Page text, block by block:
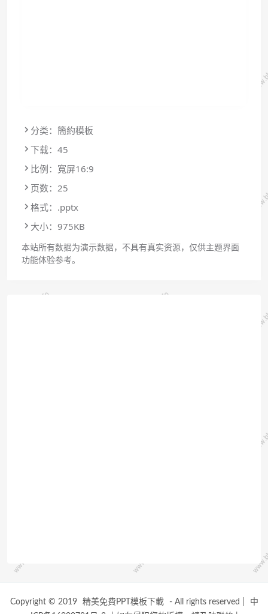
分类：簡約模板
下载：45
比例：寬屏16:9
页数：25
格式：.pptx
大小：975KB
本站所有数据为演示数据，不具有真实资源，仅供主题界面
功能体验参考。
Copyright © 2019 精美免費PPT模板下載 - All rights reserved
中